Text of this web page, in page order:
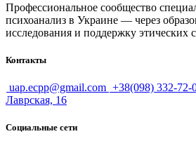
Профессиональное сообщество
психоанализ в Украине — через
исследования и поддержку этических
Контакты
uap.ecpp@gmail.com +38(098) 332-72-
Лаврская, 16
Социальные сети